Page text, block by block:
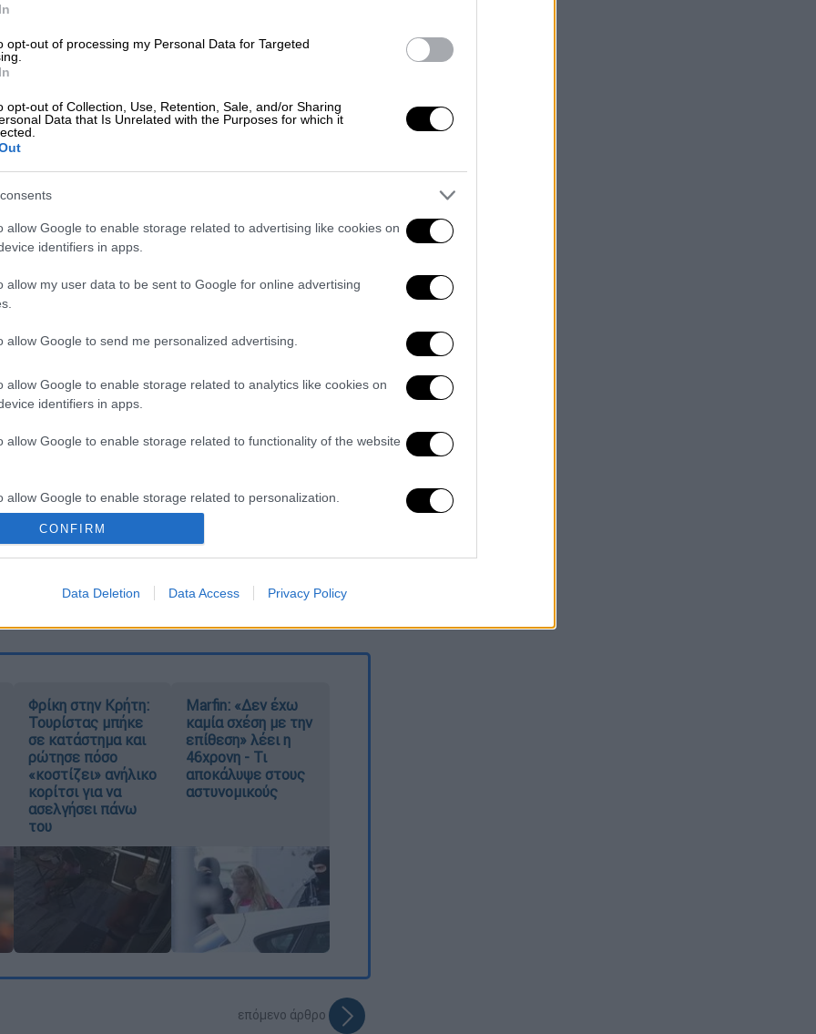
opt-out of processing my Personal Data for Targeted
opt-out of Collection, Use, Retention, Sale, and/or Sharing
Data that Is Unrelated with the Purposes for which it
allow Google to enable storage related to advertising like cookies on
identifiers in apps.
allow my user data to be sent to Google for online advertising
allow Google to send me personalized advertising.
allow Google to enable storage related to analytics like cookies on
identifiers in apps.
allow Google to enable storage related to functionality of the website
allow Google to enable storage related to personalization.
allow Google to enable storage related to security, including
functionality and fraud prevention, and other user protection.
CONFIRM
Data Deletion Data Access Privacy Policy
«οι ανακοινώσεις διά στόματος
απλώς το πιο πρόσφατο κρούσμα της
η Μητσοτάκης ΑΕ. Η κυβέρνηση,
να μην τη μετατρέψει σε ευκαιρία
της».
του
χαρακτήρα" ήταν εύλογο, καθώς
και ομοβροντία μέτρων που
επίσης την κυβέρνηση γιατί «τα
ή δις εβδομαδιαίως οι
δικά τους έξοδα, αποκλειστικά σε
την πολιτική της κυβέρνησης
Υγείας. Δεν υπάρχει Πρόνοια, δεν
όλοι απλά ένα συνεχές
Ο πολίτης όχι απλά θα πληρώνει από
να παρέχει ένα στοιχειωδώς
καν στο κράτος ώστε να ενισχύσει
δομές του. Όλα στους ιδιώτες! Η
«στήσουν το δημόσιο δίκτυο κέντρων
είναι «τόσο μεγάλη είναι η
διστάζει να σπρώξει ακόμα και τους
κέντρου».
Φρίκη στην Κρήτη:
Τουρίστας μπήκε
σε κατάστημα και
ρώτησε πόσο
«κοστίζει» ανήλικο
κορίτσι για να
ασελγήσει πάνω
του
Marfin: «Δεν έχω
καμία σχέση με την
επίθεση» λέει η
46χρονη - Τι
αποκάλυψε στους
αστυνομικούς
επόμενο άρθρο